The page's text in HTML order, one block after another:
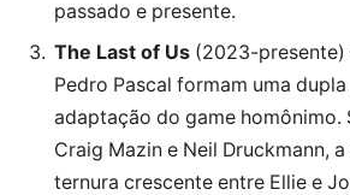
passado e presente.
The Last of Us (2023-presente)
Pedro Pascal formam uma
adaptação do game homônimo.
Craig Mazin e Neil Druckmann,
ternura crescente entre Ellie e